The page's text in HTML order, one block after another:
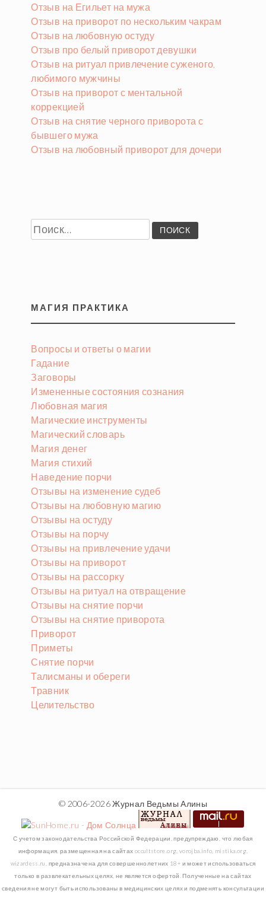
Отзыв на Егильет на мужа
Отзыв на приворот по нескольким чакрам
Отзыв на любовную остуду
Отзыв про белый приворот девушки
Отзыв на ритуал привлечение суженого,
любимого мужчины
Отзыв на приворот с ментальной
коррекцией
Отзыв на снятие черного приворота с
бывшего мужа
Отзыв на любовный приворот для дочери
Найти:
МАГИЯ ПРАКТИКА
Вопросы и ответы о магии
Гадание
Заговоры
Измененные состояния сознания
Любовная магия
Магические инструменты
Магический словарь
Магия денег
Магия стихий
Наведение порчи
Отзывы на изменение судеб
Отзывы на любовную магию
Отзывы на остуду
Отзывы на порчу
Отзывы на привлечение удачи
Отзывы на приворот
Отзывы на рассорку
Отзывы на ритуал на отвращение
Отзывы на снятие порчи
Отзывы на снятие приворота
Приворот
Приметы
Снятие порчи
Талисманы и обереги
Травник
Целительство
© 2006-2026 Журнал Ведьмы Алины
С учетом законодательства Российской Федерации, предупреждаю, что любая
информация, размещенная на сайтах occultstore.org, vorojba.info, mistika.org,
wizardess.ru, предназначена для совершеннолетних 18+ и может использоваться
только в развлекательных целях, не является офертой. Полученные на сайтах
сведения не могут быть использованы в медицинских целях и подменять консультации